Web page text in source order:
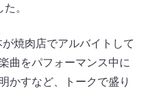
。
焼肉店でアルバイトして
曲をパフォーマンス中に
かすなど、トークで盛り